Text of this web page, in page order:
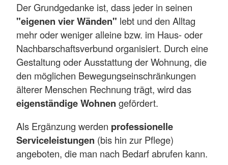
Der Grundgedanke ist, dass jeder in seinen
"eigenen vier Wänden" lebt und den Alltag
mehr oder weniger alleine bzw. im Haus- oder
Nachbarschaftsverbund organisiert. Durch eine
Gestaltung oder Ausstattung der Wohnung, die
den möglichen Bewegungseinschränkungen
älterer Menschen Rechnung trägt, wird das
eigenständige Wohnen gefördert.
Als Ergänzung werden professionelle
Serviceleistungen (bis hin zur Pflege)
angeboten, die man nach Bedarf abrufen kann.